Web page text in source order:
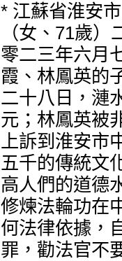
* 江蘇省淮安
（女、71歲
零二三年六月
霞、林鳳英的
二十八日，漣
元；林鳳英被
上訴到淮安市
五千的傳統文
高人們的道德
修煉法輪功在
何法律依據，
罪，勸法官不